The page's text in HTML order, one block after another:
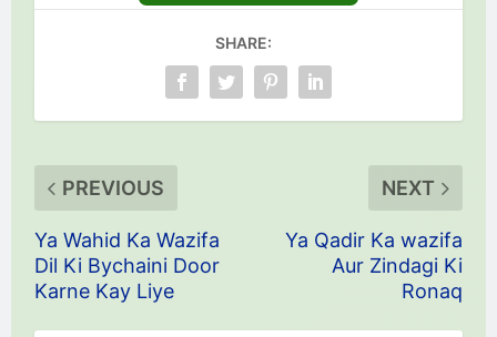
SHARE:
PREVIOUS
Ya Wahid Ka Wazifa
Dil Ki Bychaini Door
Karne Kay Liye
NEXT
Ya Qadir Ka wazifa
Aur Zindagi Ki
Ronaq